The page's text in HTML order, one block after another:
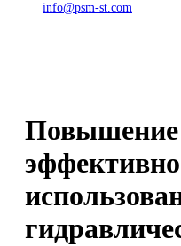
info@psm-st.com
Повышение